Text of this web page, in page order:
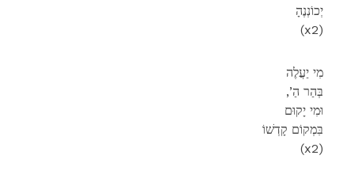
יְכוֹנְנֶהָ
(x2)
מִי יַעֲלֶה
,’בְּהַר הַ
וּמִי יָקוּם
בִּמְקוֹם קָדְשׁוֹ
(x2)